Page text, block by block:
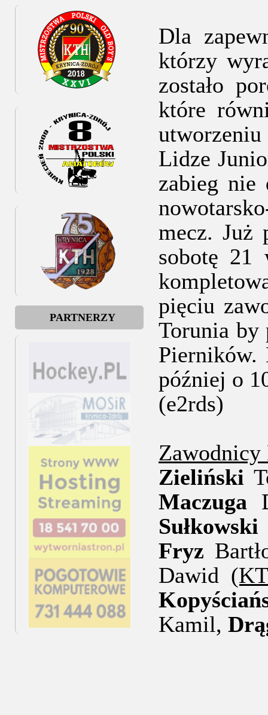
PARTNERZY
Dla
którzy
zostało
które
Lidze
zabieg nie
mecz. Już
sobotę 21
pięciu
Torunia by
Pierników.
później o
(e2rds)
Zieliński
Maczuga
Sułkowski
Fryz
Dawid
Kamil,